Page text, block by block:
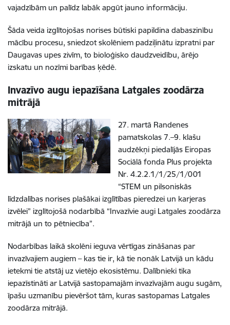
vajadzībām un palīdz labāk apgūt jauno informāciju.
Šāda veida izglītojošas norises būtiski papildina dabaszinību
mācību procesu, sniedzot skolēniem padziļinātu izpratni par
Daugavas upes zivīm, to bioloģisko daudzveidību, ārējo
izskatu un nozīmi barības ķēdē.
Invazīvo augu iepazīšana Latgales zoodārza
mitrājā
27. martā Randenes
pamatskolas 7.–9. klašu
audzēkņi piedalījās Eiropas
Sociālā fonda Plus projekta
Nr. 4.2.2.1/1/25/1/001
“STEM un pilsoniskās
līdzdalības norises plašākai izglītības pieredzei un karjeras
izvēlei” izglītojošā nodarbībā “Invazīvie augi Latgales zoodārza
mitrājā un to pētniecība”.
Nodarbības laikā skolēni ieguva vērtīgas zināšanas par
invazīvajiem augiem – kas tie ir, kā tie nonāk Latvijā un kādu
ietekmi tie atstāj uz vietējo ekosistēmu. Dalībnieki tika
iepazīstināti ar Latvijā sastopamajām invazīvajām augu sugām,
īpašu uzmanību pievēršot tām, kuras sastopamas Latgales
zoodārza mitrājā.